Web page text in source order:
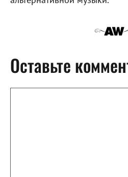
Оставьте